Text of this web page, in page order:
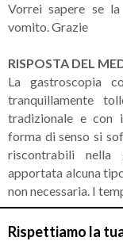
Rispettiamo la
Vorrei sapere se
vomito. Grazie
RISPOSTA DEL
La gastroscopia
tranquillamente
tradizionale e con
forma di senso si
riscontrabili nella
apportata alcuna
non necessaria. I